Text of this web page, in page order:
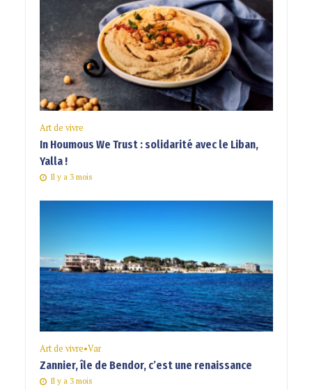
Art de vivre
In Houmous We Trust : solidarité avec le Liban,
Yalla !
Il y a 3 mois
Art de vivre•Var
Zannier, île de Bendor, c’est une renaissance
Il y a 3 mois